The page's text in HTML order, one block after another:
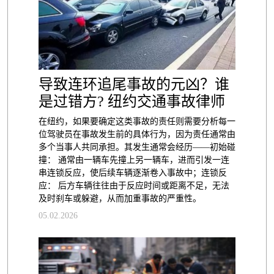
导致连环追尾事故的元凶？谁
是过错方? 纽约交通事故律师
在纽约，如果要确定这类事故的责任则需要分析每一
位驾驶员在事故发生前的具体行为，因为责任通常由
多个当事人共同承担。其发生通常会经历——初始碰
撞： 通常由一辆车先撞上另一辆车，进而引发一连
串连锁反应，使后续车辆逐渐卷入事故中；连锁反
应： 后方车辆往往由于反应时间或距离不足，无法
及时刹车或躲避，从而加重事故的严重性。
05.02.2026